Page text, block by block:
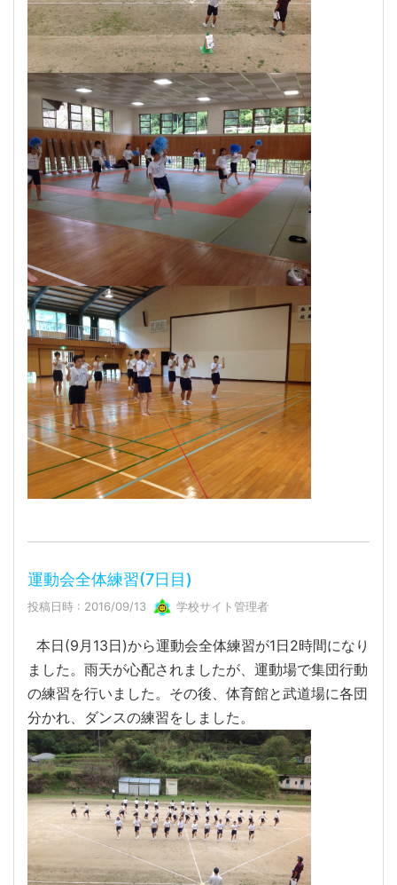
運動会全体練習(7日目)
投稿日時 : 2016/09/13 学校サイト管理者
本日(9月13日)から運動会全体練習が1日2時間になり
ました。雨天が心配されましたが、運動場で集団行動
の練習を行いました。その後、体育館と武道場に各団
分かれ、ダンスの練習をしました。